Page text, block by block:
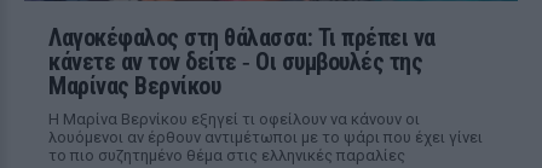
Λαγοκέφαλος στη θάλασσα: Τι πρέπει να
κάνετε αν τον δείτε ‑ Οι συμβουλές της
Μαρίνας Βερνίκου
Η Μαρίνα Βερνίκου εξηγεί τι οφείλουν να κάνουν οι
λουόμενοι αν έρθουν αντιμέτωποι με το ψάρι που έχει γίνει
το πιο συζητημένο θέμα στις ελληνικές παραλίες